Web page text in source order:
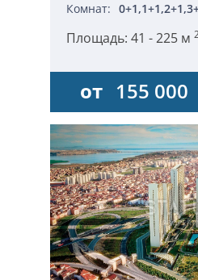
Комнат:
Площадь: 41 - 225 м
от 155 000